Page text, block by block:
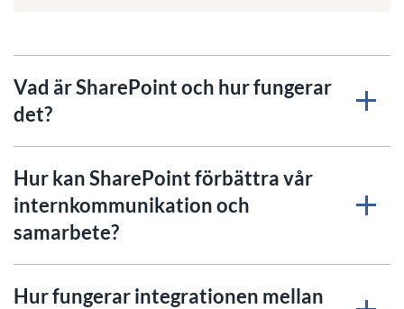
Vad är SharePoint och hur fungerar
det?
Hur kan SharePoint förbättra vår
internkommunikation och
samarbete?
Hur fungerar integrationen mellan